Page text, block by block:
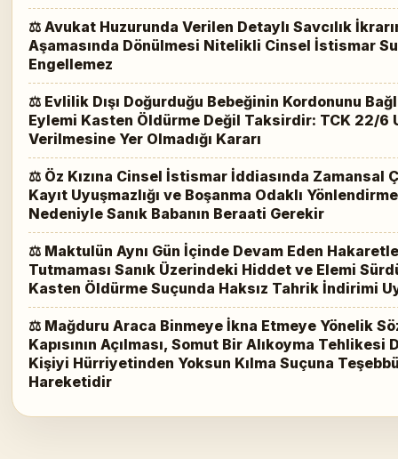
⚖ Avukat Huzurunda Verilen Detaylı Savcılık
Aşamasında Dönülmesi Nitelikli Cinsel İstismar
Engellemez
⚖ Evlilik Dışı Doğurduğu Bebeğinin Kordonunu
Eylemi Kasten Öldürme Değil Taksirdir: TCK 22/6
Verilmesine Yer Olmadığı Kararı
⚖ Öz Kızına Cinsel İstismar İddiasında Zamansal
Kayıt Uyuşmazlığı ve Boşanma Odaklı
Nedeniyle Sanık Babanın Beraati Gerekir
⚖ Maktulün Aynı Gün İçinde Devam Eden
Tutmaması Sanık Üzerindeki Hiddet ve Elemi
Kasten Öldürme Suçunda Haksız Tahrik İndirimi
⚖ Mağduru Araca Binmeye İkna Etmeye Yönelik
Kapısının Açılması, Somut Bir Alıkoyma Tehlikesi
Kişiyi Hürriyetinden Yoksun Kılma Suçuna
Hareketidir